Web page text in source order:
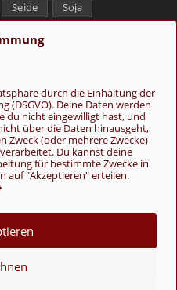
durch die Einhaltung der
(DSGVO). Deine Daten werden
du nicht eingewilligt hast, und
über die Daten hinausgeht,
Zweck (oder mehrere Zwecke)
Du kannst deine
für bestimmte Zwecke in
auf "Akzeptieren" erteilen.
Seide
Soja
Wolle & Schönes